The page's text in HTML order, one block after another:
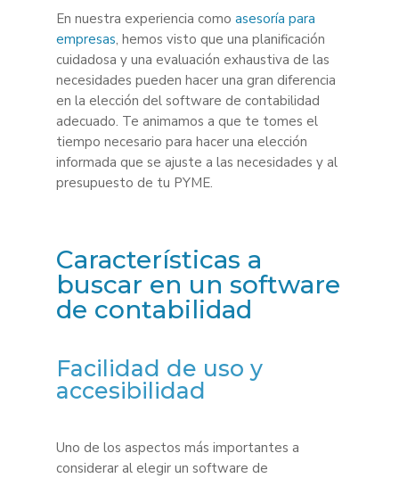
En nuestra experiencia como asesoría para
empresas, hemos visto que una planificación
cuidadosa y una evaluación exhaustiva de las
necesidades pueden hacer una gran diferencia
en la elección del software de contabilidad
adecuado. Te animamos a que te tomes el
tiempo necesario para hacer una elección
informada que se ajuste a las necesidades y al
presupuesto de tu PYME.
Características a
buscar en un software
de contabilidad
Facilidad de uso y
accesibilidad
Uno de los aspectos más importantes a
considerar al elegir un software de